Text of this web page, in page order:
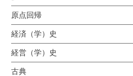
原点回帰
経済（学）史
経営（学）史
古典